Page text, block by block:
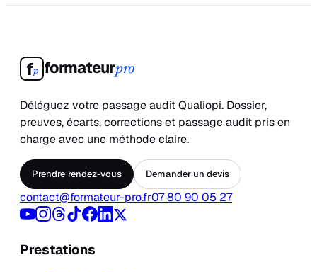
fp formateurpro
Déléguez votre passage audit Qualiopi. Dossier,
preuves, écarts, corrections et passage audit pris en
charge avec une méthode claire.
Prendre rendez-vous Demander un devis
contact@formateur-pro.fr07 80 90 05 27
Prestations